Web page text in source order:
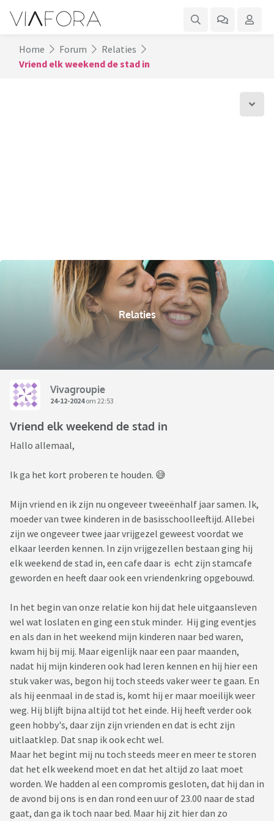
Home Forum
Relaties
Vriend elk weekend de stad in
Relaties
Vivagroupie
24-12-2024om 22:53
Vriend elk weekend de stad in
Hallo allemaal,
Ik ga het kort proberen te houden. 😅
Mijn vriend en ik zijn nu ongeveer tweeënhalf jaar samen. Ik,
moeder van twee kinderen in de basisschoolleeftijd. Allebei
zijn we ongeveer twee jaar vrijgezel geweest voordat we
elkaar leerden kennen. In zijn vrijgezellen bestaan ging hij
elk weekend de stad in, een cafe daar is echt zijn stamcafe
geworden en heeft daar ook een vriendenkring opgebouwd.
In het begin van onze relatie kon hij dat hele uitgaansleven
wel wat loslaten en ging een stuk minder. Hij ging eventjes
en als dan in het weekend mijn kinderen naar bed waren,
kwam hij bij mij. Maar eigenlijk naar een paar maanden,
nadat hij mijn kinderen ook had leren kennen en hij hier een
stuk vaker was, begon hij toch steeds vaker weer te gaan. En
als hij eenmaal in de stad is, komt hij er maar moeilijk weer
weg. Hij blijft bijna altijd tot het einde. Hij heeft verder ook
geen hobby's, daar zijn zijn vrienden en dat is echt zijn
uitlaatklep. Dat snap ik ook echt wel.
Maar het begint mij nu toch steeds meer en meer te storen
dat het elk weekend moet en dat het altijd zo laat moet
worden. We hadden al een compromis gesloten, dat hij dan in
de avond bij ons is en dan rond een uur of 23.00 naar de stad
gaat, dan ga ik toch naar bed. Maar hij zit hier dan zo